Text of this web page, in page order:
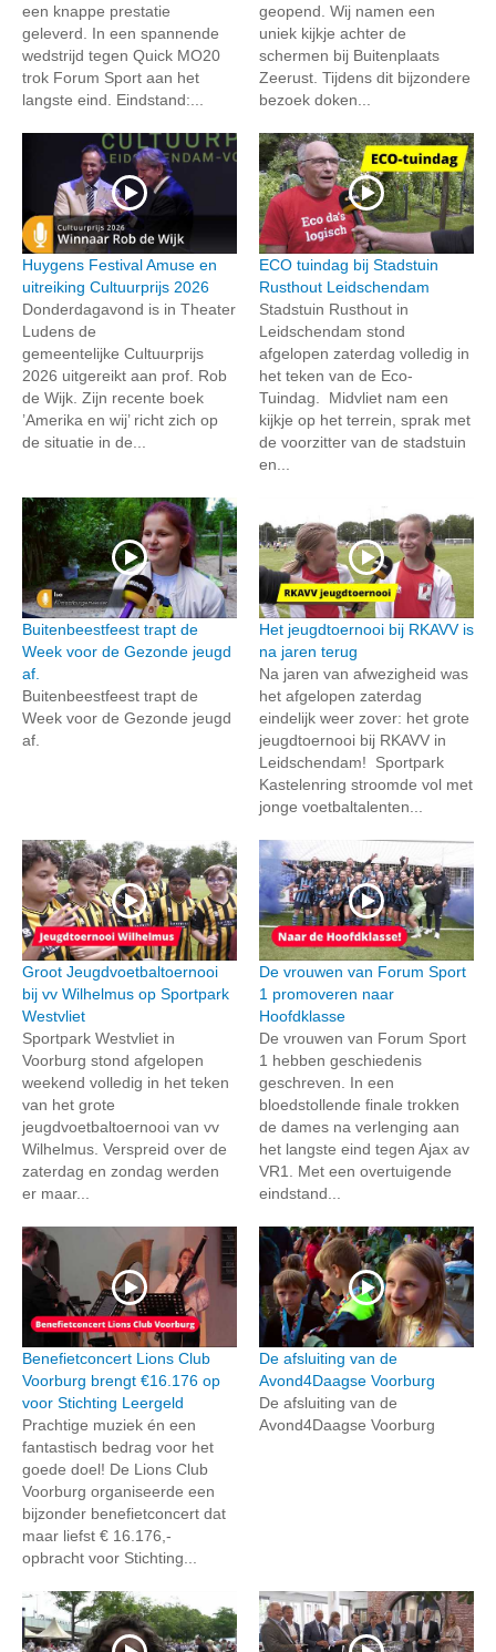
een knappe prestatie
geleverd. In een spannende
wedstrijd tegen Quick MO20
trok Forum Sport aan het
langste eind. Eindstand:...
geopend. Wij namen een
uniek kijkje achter de
schermen bij Buitenplaats
Zeerust. Tijdens dit bijzondere
bezoek doken...
Huygens Festival Amuse en
uitreiking Cultuurprijs 2026
Donderdagavond is in Theater
Ludens de
gemeentelijke Cultuurprijs
2026 uitgereikt aan prof. Rob
de Wijk. Zijn recente boek
’Amerika en wij’ richt zich op
de situatie in de...
ECO tuindag bij Stadstuin
Rusthout Leidschendam
Stadstuin Rusthout in
Leidschendam stond
afgelopen zaterdag volledig in
het teken van de Eco-
Tuindag. Midvliet nam een
kijkje op het terrein, sprak met
de voorzitter van de stadstuin
en...
Buitenbeestfeest trapt de
Week voor de Gezonde jeugd
af.
Buitenbeestfeest trapt de
Week voor de Gezonde jeugd
af.
Het jeugdtoernooi bij RKAVV is
na jaren terug
Na jaren van afwezigheid was
het afgelopen zaterdag
eindelijk weer zover: het grote
jeugdtoernooi bij RKAVV in
Leidschendam! Sportpark
Kastelenring stroomde vol met
jonge voetbaltalenten...
Groot Jeugdvoetbaltoernooi
bij vv Wilhelmus op Sportpark
Westvliet
Sportpark Westvliet in
Voorburg stond afgelopen
weekend volledig in het teken
van het grote
jeugdvoetbaltoernooi van vv
Wilhelmus. Verspreid over de
zaterdag en zondag werden
er maar...
De vrouwen van Forum Sport
1 promoveren naar
Hoofdklasse
De vrouwen van Forum Sport
1 hebben geschiedenis
geschreven. In een
bloedstollende finale trokken
de dames na verlenging aan
het langste eind tegen Ajax av
VR1. Met een overtuigende
eindstand...
Benefietconcert Lions Club
Voorburg brengt €16.176 op
voor Stichting Leergeld
Prachtige muziek én een
fantastisch bedrag voor het
goede doel! De Lions Club
Voorburg organiseerde een
bijzonder benefietconcert dat
maar liefst € 16.176,-
opbracht voor Stichting...
De afsluiting van de
Avond4Daagse Voorburg
De afsluiting van de
Avond4Daagse Voorburg